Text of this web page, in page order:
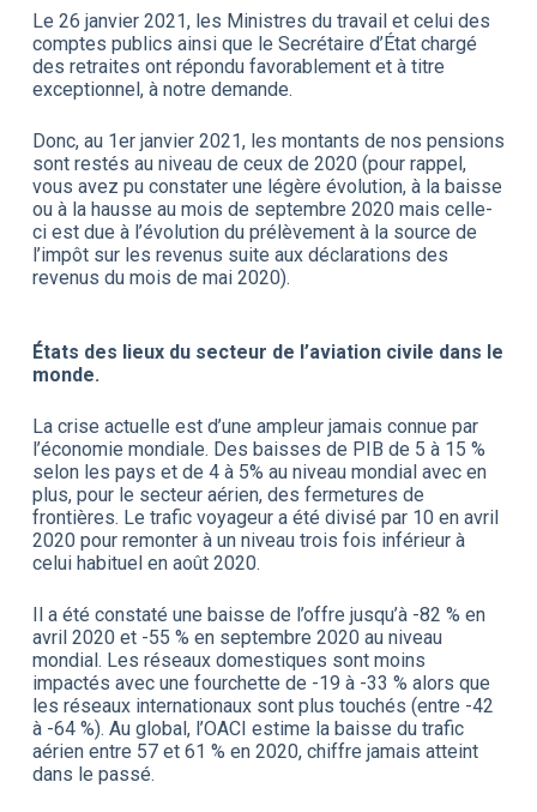
Le 26 janvier 2021, les Ministres du travail et celui des
comptes publics ainsi que le Secrétaire d’État chargé
des retraites ont répondu favorablement et à titre
exceptionnel, à notre demande.
Donc, au 1er janvier 2021, les montants de nos pensions
sont restés au niveau de ceux de 2020 (pour rappel,
vous avez pu constater une légère évolution, à la baisse
ou à la hausse au mois de septembre 2020 mais celle-
ci est due à l’évolution du prélèvement à la source de
l’impôt sur les revenus suite aux déclarations des
revenus du mois de mai 2020).
États des lieux du secteur de l’aviation civile dans le
monde.
La crise actuelle est d’une ampleur jamais connue par
l’économie mondiale. Des baisses de PIB de 5 à 15 %
selon les pays et de 4 à 5% au niveau mondial avec en
plus, pour le secteur aérien, des fermetures de
frontières. Le trafic voyageur a été divisé par 10 en avril
2020 pour remonter à un niveau trois fois inférieur à
celui habituel en août 2020.
Il a été constaté une baisse de l’offre jusqu’à -82 % en
avril 2020 et -55 % en septembre 2020 au niveau
mondial. Les réseaux domestiques sont moins
impactés avec une fourchette de -19 à -33 % alors que
les réseaux internationaux sont plus touchés (entre -42
à -64 %). Au global, l’OACI estime la baisse du trafic
aérien entre 57 et 61 % en 2020, chiffre jamais atteint
dans le passé.